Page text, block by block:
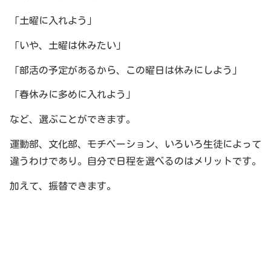
「土曜に入れよう」
「いや、土曜は休みたい」
「部活の予定があるから、この曜日は休みにしよう」
「春休みに多めに入れよう」
など、選ぶことができます。
運動部、文化部、モチベーション、いろいろ生徒によって
違うわけであり。自分で日程を選べるのはメリットです。
加えて、振替できます。